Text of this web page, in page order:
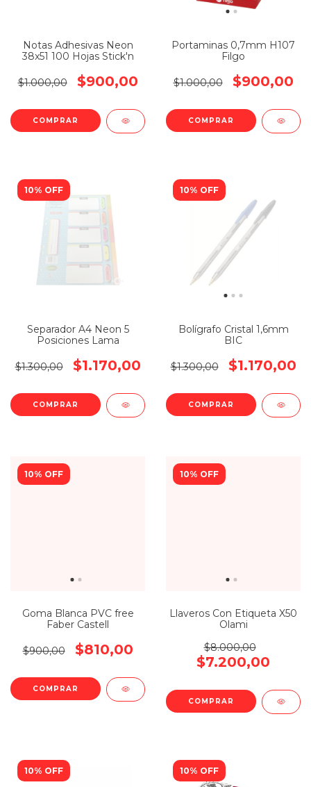
Notas Adhesivas Neon
38x51 100 Hojas Stick'n
$1.000,00 $900,00
Portaminas 0,7mm H107
Filgo
$1.000,00 $900,00
10% OFF
Separador A4 Neon 5
Posiciones Lama
$1.300,00 $1.170,00
10% OFF
Bolígrafo Cristal 1,6mm
BIC
$1.300,00 $1.170,00
COMPRAR
10% OFF
Goma Blanca PVC free
Faber Castell
$900,00 $810,00
10% OFF
Llaveros Con Etiqueta X50
Olami
$8.000,00
$7.200,00
10% OFF 10% OFF